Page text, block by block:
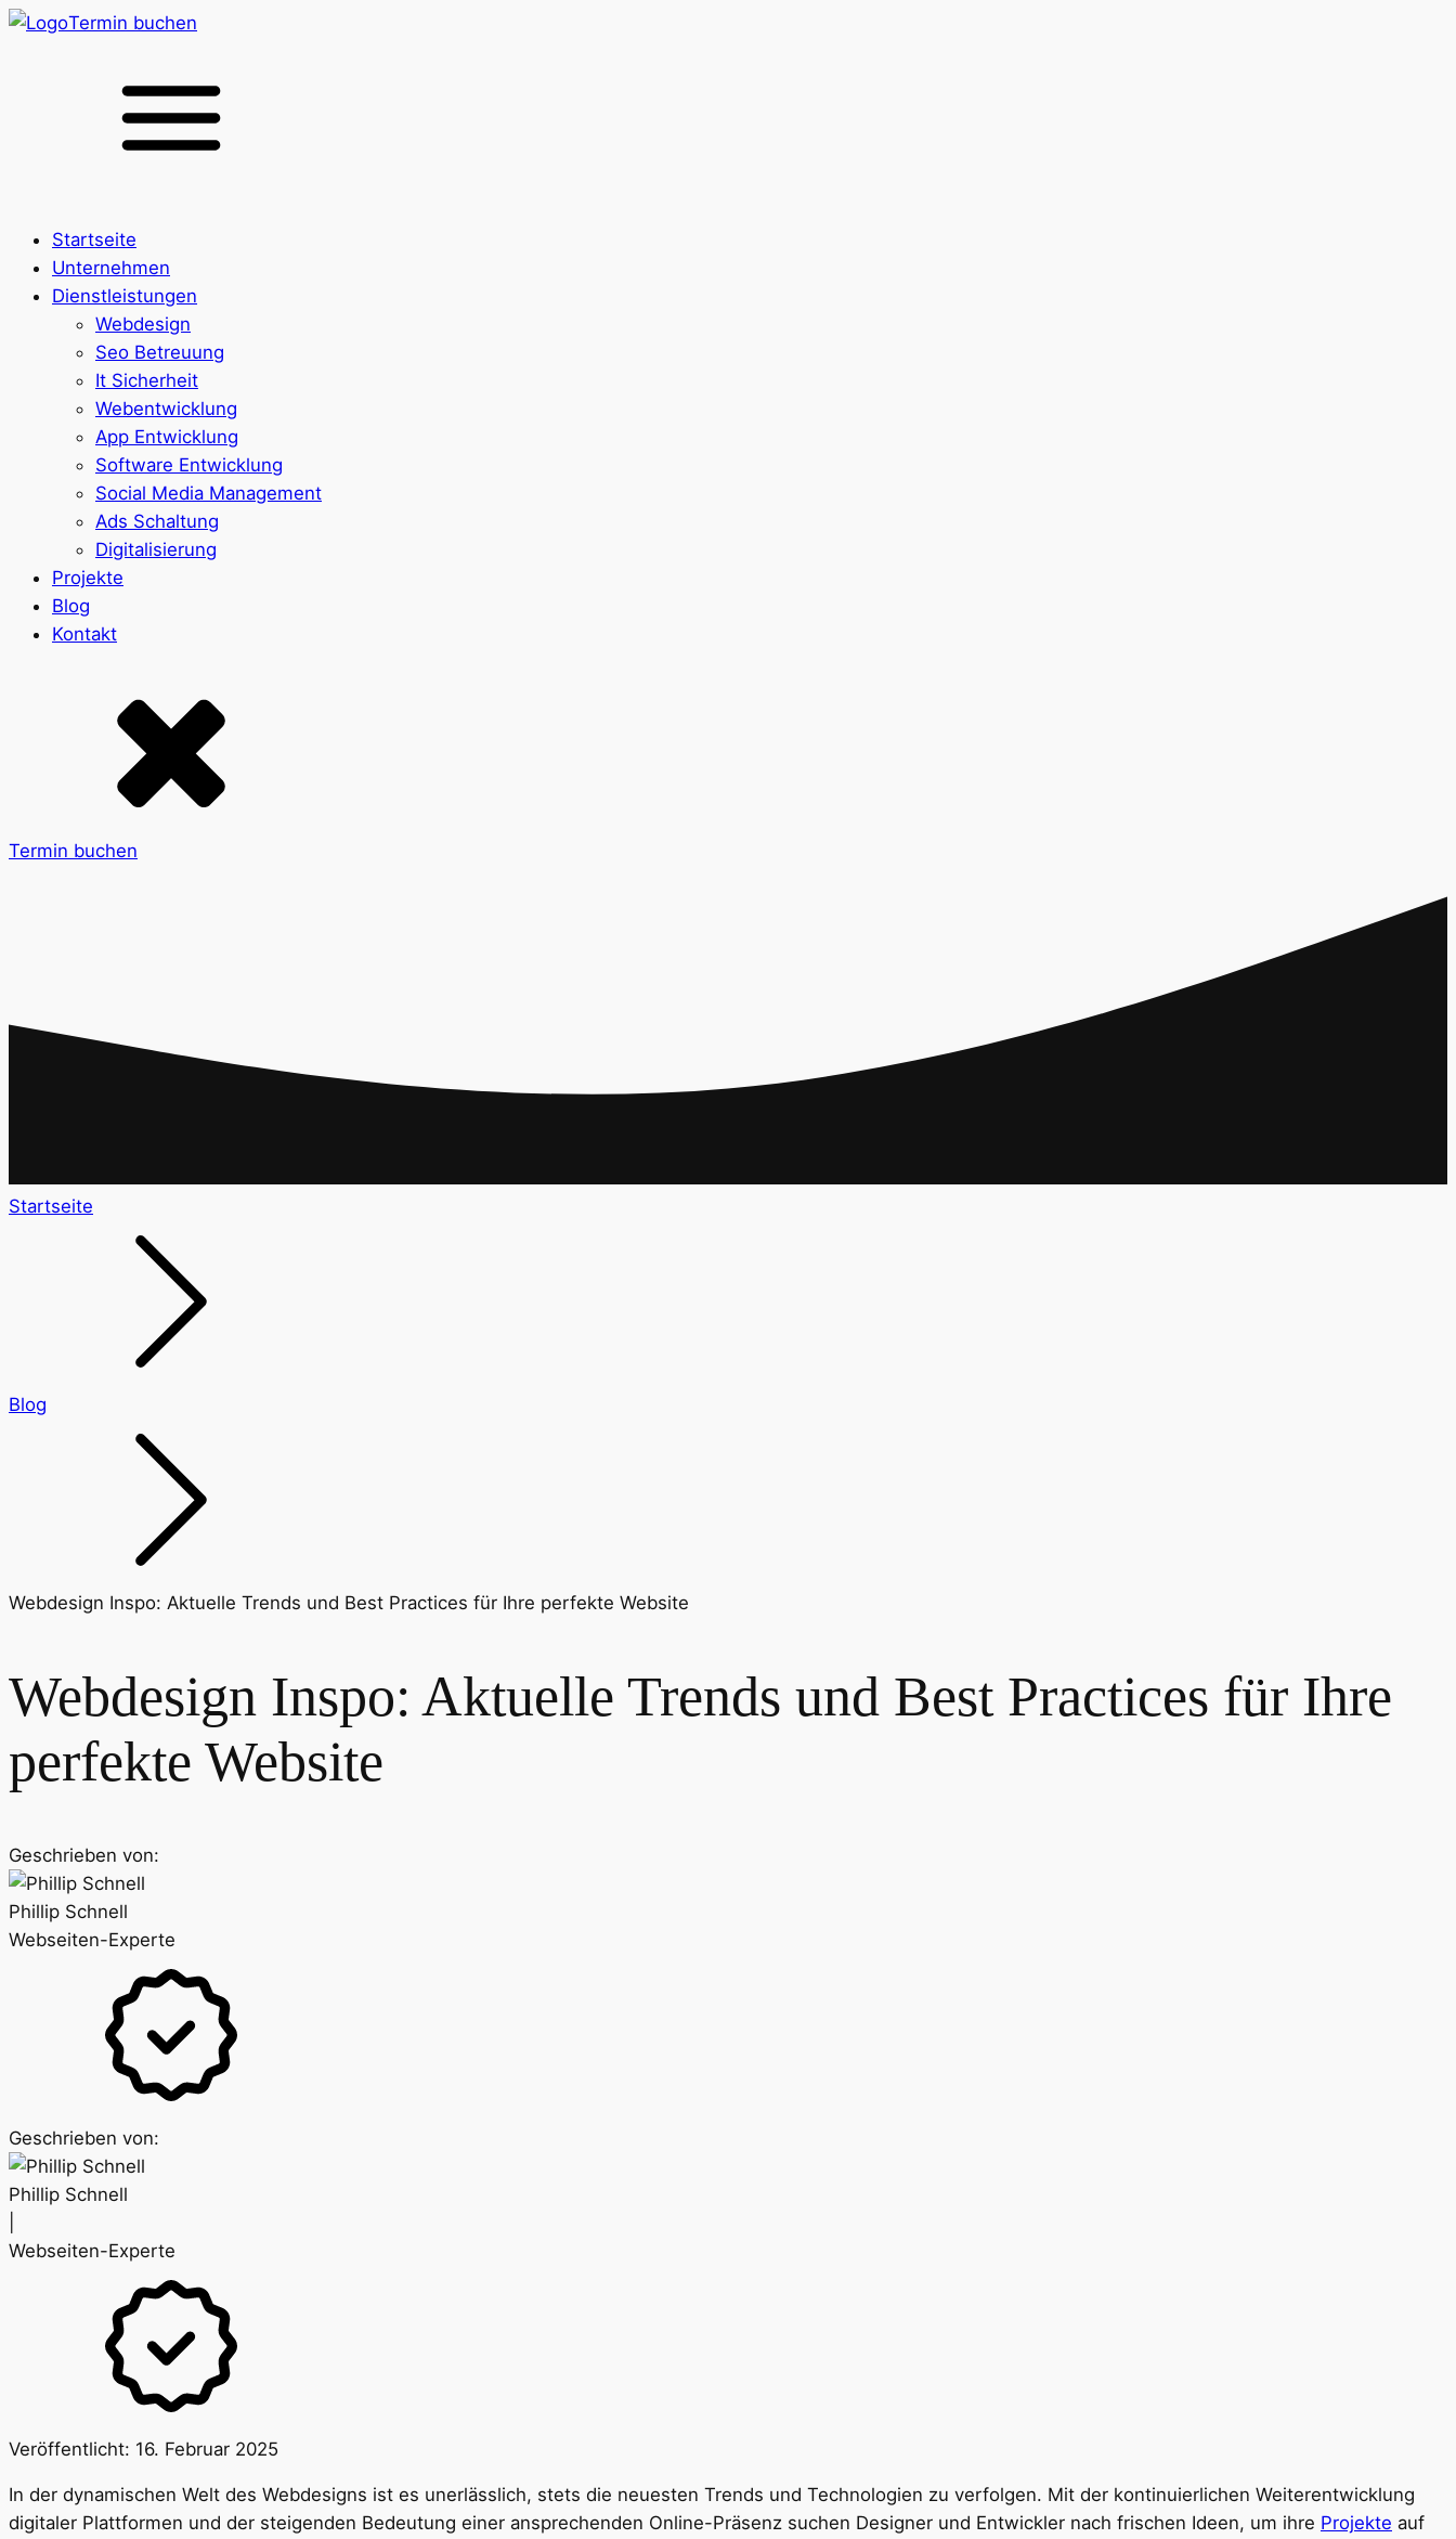
Termin buchen
Startseite
Unternehmen
Dienstleistungen
Webdesign
Seo Betreuung
It Sicherheit
Webentwicklung
App Entwicklung
Software Entwicklung
Social Media Management
Ads Schaltung
Digitalisierung
Projekte
Blog
Kontakt
Termin buchen
Startseite
Blog
Webdesign Inspo: Aktuelle Trends und Best Practices für Ihre perfekte Website
Webdesign Inspo: Aktuelle Trends und Best Practices für Ihre
perfekte Website
Geschrieben von:
Phillip Schnell
Webseiten-Experte
Geschrieben von:
Phillip Schnell
Webseiten-Experte
Veröffentlicht: 16. Februar 2025
In der dynamischen Welt des Webdesigns ist es unerlässlich, stets die neuesten Trends und Technologien zu verfolgen. Mit der kontinuierlichen Weiterentwicklung
digitaler Plattformen und der steigenden Bedeutung einer ansprechenden Online-Präsenz suchen Designer und Entwickler nach frischen Ideen, um ihre Projekte auf